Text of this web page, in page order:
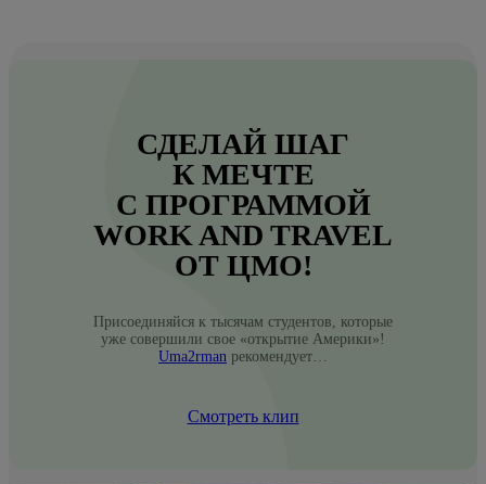
СДЕЛАЙ ШАГ
К МЕЧТЕ
С ПРОГРАММОЙ
WORK AND TRAVEL
ОТ ЦМО!
Присоединяйся к тысячам студентов, которые
уже совершили свое «открытие Америки»!
Uma2rman рекомендует…
Смотреть клип